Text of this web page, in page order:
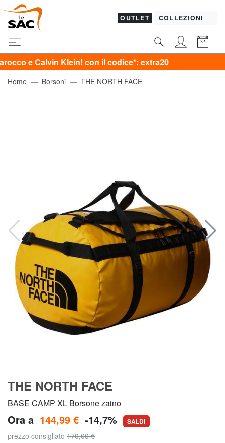
OUTLET COLLEZIONI
Calvin Klein! con il codice*: extra20
Home Borsoni THE NORTH FACE
THE NORTH FACE
BASE CAMP XL Borsone zaino
Ora a 144,99 € -14,7% SALDI
prezzo consigliato 170,00 €